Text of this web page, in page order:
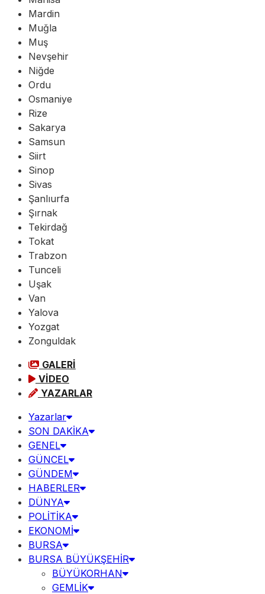
Mardin
Muğla
Muş
Nevşehir
Niğde
Ordu
Osmaniye
Rize
Sakarya
Samsun
Siirt
Sinop
Sivas
Şanlıurfa
Şırnak
Tekirdağ
Tokat
Trabzon
Tunceli
Uşak
Van
Yalova
Yozgat
Zonguldak
GALERİ
VİDEO
YAZARLAR
Yazarlar
SON DAKİKA
GENEL
GÜNCEL
GÜNDEM
HABERLER
DÜNYA
POLİTİKA
EKONOMİ
BURSA
BURSA BÜYÜKŞEHİR
BÜYÜKORHAN
GEMLİK